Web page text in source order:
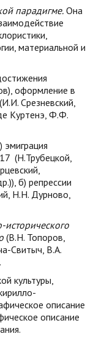
парадигме. Она
материальной и
оформление в
Срезневский,
Куртенэ, Ф.Ф.
эмиграция
(Н.Трубецкой,
б) репрессии
Н.Н. Дурново,
исторического
(В.Н. Топоров,
Свитыч, В.А.
культуры,
описание
описание